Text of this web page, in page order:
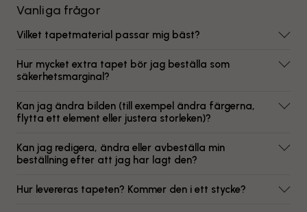
Vanliga frågor
Vilket tapetmaterial passar mig bäst?
Hur mycket extra tapet bör jag beställa som
säkerhetsmarginal?
Kan jag ändra bilden (till exempel ändra färgerna,
flytta ett element eller justera storleken)?
Kan jag redigera, ändra eller avbeställa min
beställning efter att jag har lagt den?
Hur levereras tapeten? Kommer den i ett stycke?